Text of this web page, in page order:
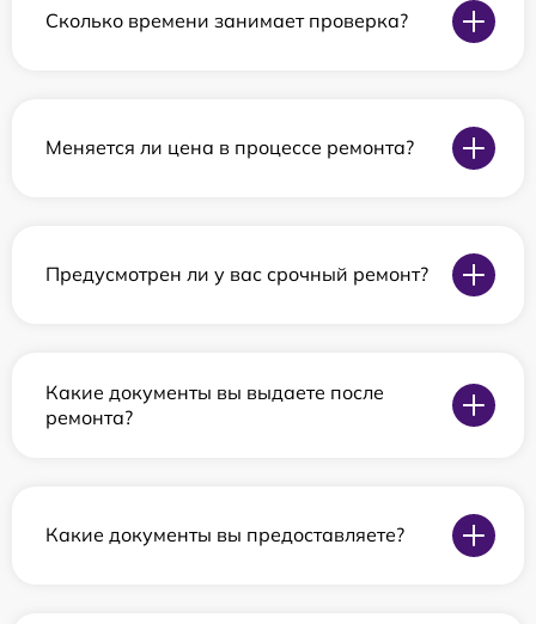
Сколько времени занимает проверка?
Меняется ли цена в процессе ремонта?
Предусмотрен ли у вас срочный ремонт?
Какие документы вы выдаете после
ремонта?
Какие документы вы предоставляете?